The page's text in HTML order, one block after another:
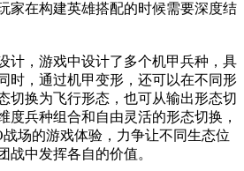
家在构建英雄搭配的时候需要深度结
计，游戏中设计了多个机甲兵种，具
时，通过机甲变形，还可以在不同形
切换为飞行形态，也可从输出形态切
度兵种组合和自由灵活的形态切换，
场的游戏体验，力争让不同生态位
战中发挥各自的价值。